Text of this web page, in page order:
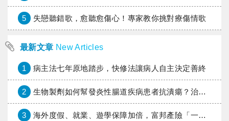
5 失戀聽錯歌，愈聽愈傷心！專家教你挑對療傷情歌
最新文章 New Articles
1 病主法七年原地踏步，快修法讓病人自主決定善終
2 生物製劑如何幫發炎性腸道疾病患者抗潰瘍？治療進展與健保給付困境一次看
3 海外度假、就業、遊學保障加倍，富邦產險「一期逐夢」專案加碼遠距醫療與緊急救援